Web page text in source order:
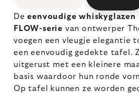
Deeenvoudige whiskyglazen
FLOW-serie van ontwerper
voegen een vleugje elegantie
een eenvoudig gedekte tafel.
uitgerust met een kleinere
basis waardoor hun ronde
Op tafel kunnen ze worden